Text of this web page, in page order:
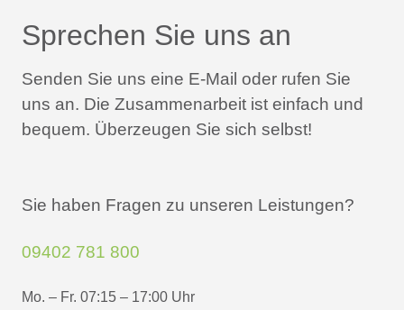
Sprechen Sie uns an
Senden Sie uns eine E-Mail oder rufen Sie
uns an. Die Zusammenarbeit ist einfach und
bequem. Überzeugen Sie sich selbst!
Sie haben Fragen zu unseren Leistungen?
09402 781 800
Mo. – Fr. 07:15 – 17:00 Uhr